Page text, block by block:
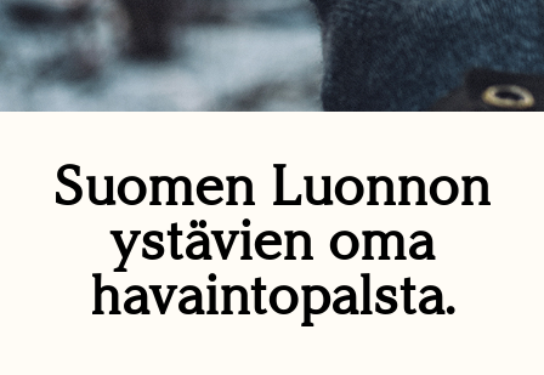
Suomen Luonnon
ystävien oma
havaintopalsta.